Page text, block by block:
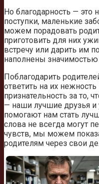
Но благодарность — это
поступки, маленькие
можем порадовать
приготовить для них
встречу или дарить им
наполнены
Поблагодарить
ответить на их
признательность за то,
— наши лучшие друзья и
помогают нам стать
слова не всегда могут
чувств, мы можем
родителям через свои